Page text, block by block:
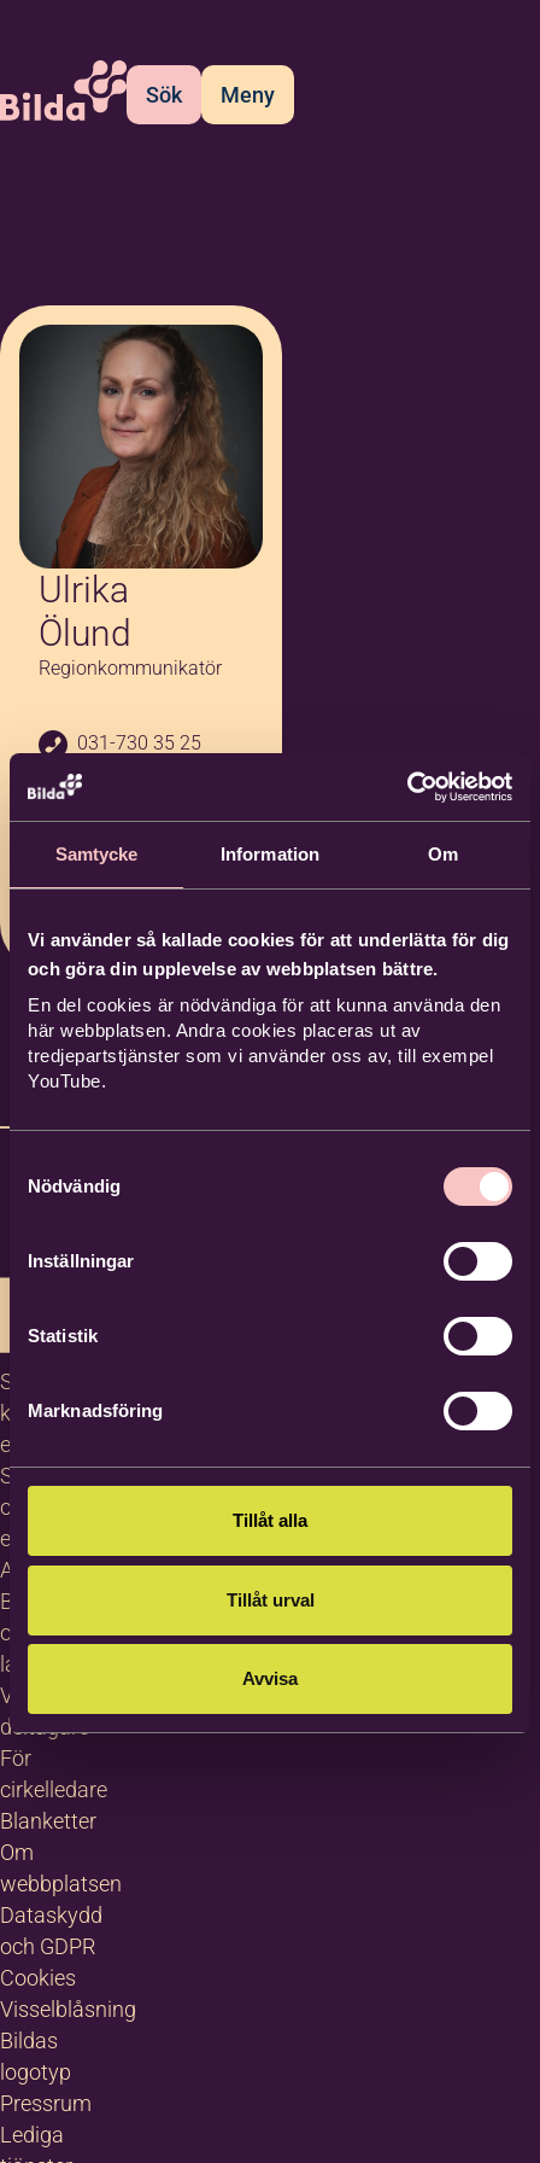
Samtycke Information Om
Vi använder så kallade cookies för att underlätta för dig
och göra din upplevelse av webbplatsen bättre.
En del cookies är nödvändiga för att kunna använda den
här webbplatsen. Andra cookies placeras ut av
tredjepartstjänster som vi använder oss av, till exempel
YouTube.
Nödvändig
Inställningar
Statistik
Marknadsföring
Tillåt alla
Tillåt urval
Avvisa
Sök Meny
Ulrika
Ölund
Regionkommunikatör
031-730 35 25
0704-17 98 54
ulrika.olund@bil
da.nu
Bilda Skövde
Studiecirklar,
kurser och
evenemang
Studiematerial
och
erbjudanden
About
Bilda in
other
languages
Villkor för
deltagare
För
cirkelledare
Blanketter
Om
webbplatsen
Dataskydd
och GDPR
Cookies
Visselblåsning
Bildas
logotyp
Pressrum
Lediga